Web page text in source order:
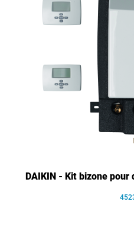
DAIKIN - Kit bizone